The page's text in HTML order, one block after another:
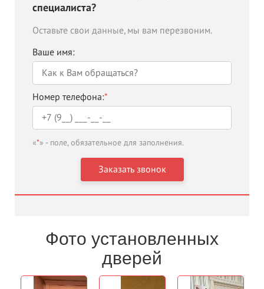
специалиста?
Оставьте свои данные, мы вам перезвоним.
Ваше имя:
Номер телефона:*
«*» - поле, обязательное для заполнения.
Фото установленных
дверей